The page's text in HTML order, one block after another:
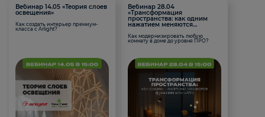
Вебинар 14.05 «Теория слоев
освещения»
Как создать интерьер премиум-
класса с Arlight?
Вебинар 28.04
«Трансформация
пространства: как одним
нажатием меняются
Как модернизировать любую
комнату в доме до уровня ПРО?